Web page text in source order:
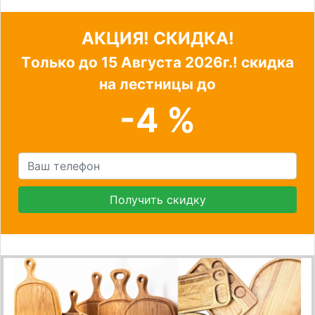
АКЦИЯ! СКИДКА!
Tолько до 15 Августа 2026г.! скидка
на лестницы до
-4 %
Получить скидку